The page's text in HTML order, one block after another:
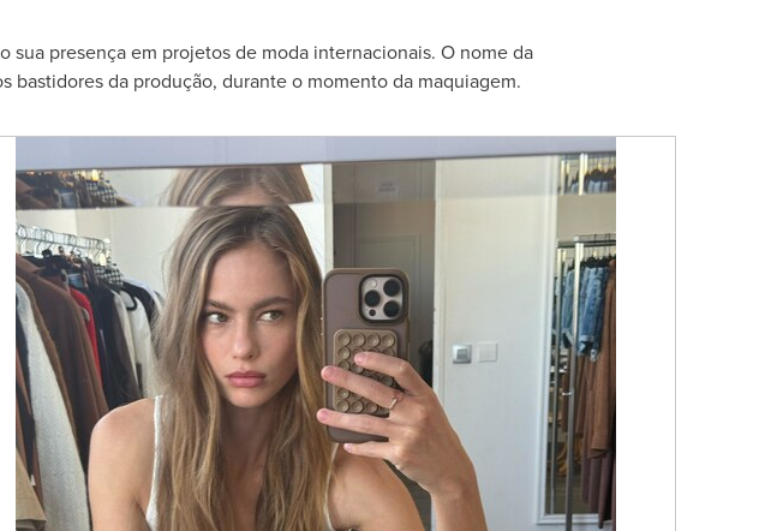
sua presença em projetos de moda internacionais. O nome da
bastidores da produção, durante o momento da maquiagem.